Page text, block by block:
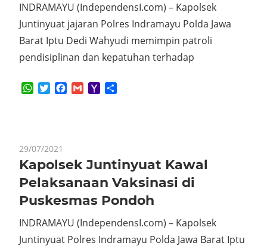
INDRAMAYU (IndependensI.com) – Kapolsek
Juntinyuat jajaran Polres Indramayu Polda Jawa
Barat Iptu Dedi Wahyudi memimpin patroli
pendisiplinan dan kepatuhan terhadap
WhatsApp
TwitterFacebook
GmailYahoo
29/07/2021
Kapolsek Juntinyuat Kawal
Pelaksanaan Vaksinasi di
Puskesmas Pondoh
INDRAMAYU (IndependensI.com) – Kapolsek
Juntinyuat Polres Indramayu Polda Jawa Barat Iptu